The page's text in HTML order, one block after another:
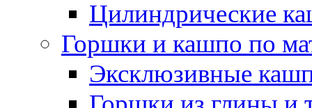
Цилиндрические
Горшки и кашпо по
Эксклюзивные